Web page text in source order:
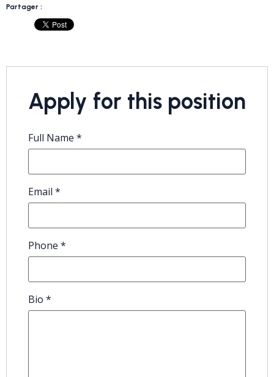
Partager :
Apply for this position
Full Name *
Email *
Phone *
Bio *